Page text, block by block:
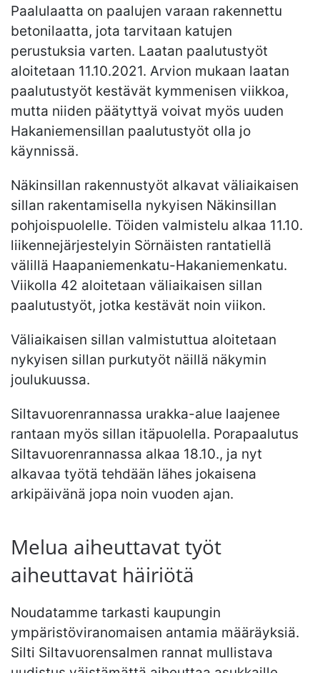
Paalulaatta on paalujen varaan rakennettu
betonilaatta, jota tarvitaan katujen
perustuksia varten. Laatan paalutustyöt
aloitetaan 11.10.2021. Arvion mukaan laatan
paalutustyöt kestävät kymmenisen viikkoa,
mutta niiden päätyttyä voivat myös uuden
Hakaniemensillan paalutustyöt olla jo
käynnissä.
Näkinsillan rakennustyöt alkavat väliaikaisen
sillan rakentamisella nykyisen Näkinsillan
pohjoispuolelle. Töiden valmistelu alkaa 11.10.
liikennejärjestelyin Sörnäisten rantatiellä
välillä Haapaniemenkatu-Hakaniemenkatu.
Viikolla 42 aloitetaan väliaikaisen sillan
paalutustyöt, jotka kestävät noin viikon.
Väliaikaisen sillan valmistuttua aloitetaan
nykyisen sillan purkutyöt näillä näkymin
joulukuussa.
Siltavuorenrannassa urakka-alue laajenee
rantaan myös sillan itäpuolella. Porapaalutus
Siltavuorenrannassa alkaa 18.10., ja nyt
alkavaa työtä tehdään lähes jokaisena
arkipäivänä jopa noin vuoden ajan.
Melua aiheuttavat työt
aiheuttavat häiriötä
Noudatamme tarkasti kaupungin
ympäristöviranomaisen antamia määräyksiä.
Silti Siltavuorensalmen rannat mullistava